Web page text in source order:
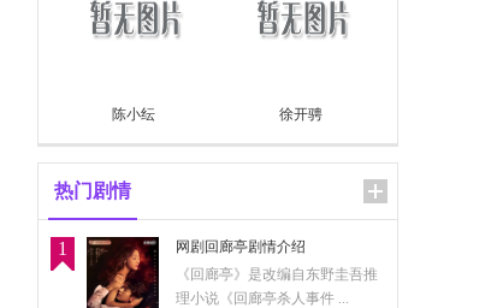
陈小纭 徐开骋
热门剧情
1
网剧回廊亭剧情介绍
《回廊亭》是改编自东野圭吾推
理小说《回廊亭杀人事件 ...